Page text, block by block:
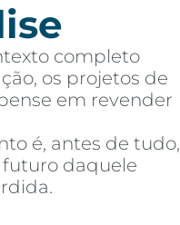
completo
os projetos de
em revender
é, antes de tudo,
futuro daquele